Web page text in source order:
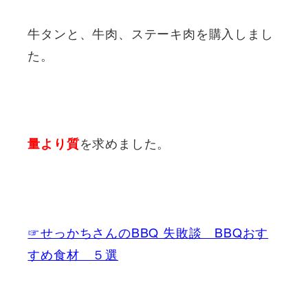
牛タンと、牛肉、ステーキ肉を購入しまし
た。
量より質を求めました。
☞せっかちさんのBBQ 失敗談 BBQおす
すめ食材 ５選